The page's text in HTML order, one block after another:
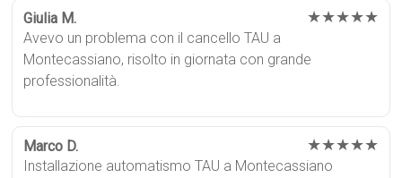
Giulia M. ★★★★★
Avevo un problema con il cancello TAU a
Montecassiano, risolto in giornata con grande
professionalità.
Marco D. ★★★★★
Installazione automatismo TAU a Montecassiano